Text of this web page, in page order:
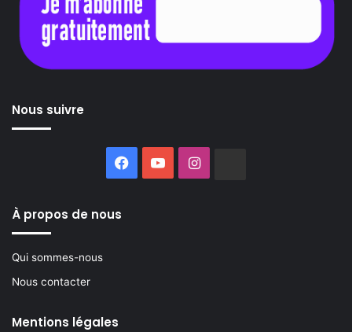
Nous suivre
Facebook
YouTubeInstagram
À propos de nous
Qui sommes-nous
Nous contacter
Mentions légales